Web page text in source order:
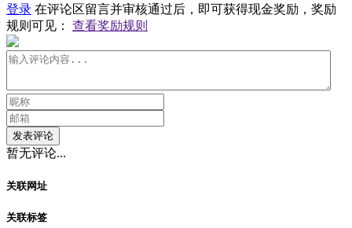
登录 在评论区留言并审核通过后，即可获得现金奖励，奖励
规则可见： 查看奖励规则
发表评论
暂无评论...
关联网址
关联标签